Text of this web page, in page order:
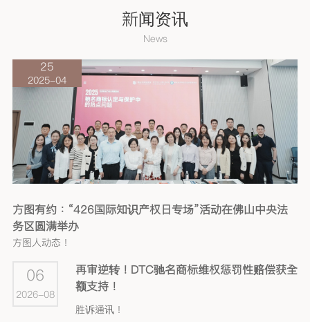
新闻资讯
News
25
2025-04
方图有约：“426国际知识产权日专场”活动在佛山中央法
务区圆满举办
方图人动态！
06
2026-08
再审逆转！DTC驰名商标维权惩罚性赔偿获全
额支持！
胜诉通讯！